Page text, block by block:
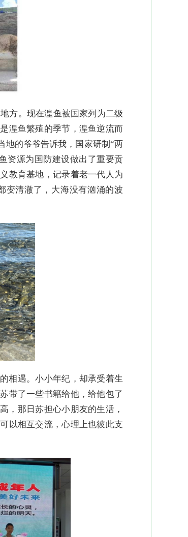
方。现在湟鱼被国家列为二级
湟鱼繁殖的季节，湟鱼逆流而
地的爷爷告诉我，国家研制“两
资源为国防建设做出了重要贡
教育基地，记录着老一代人为
变清澈了，大海没有汹涌的波
相遇。小小年纪，却承受着生
带了一些书籍给他，给他包了
，那日苏担心小朋友的生活，
以相互交流，心理上也彼此支